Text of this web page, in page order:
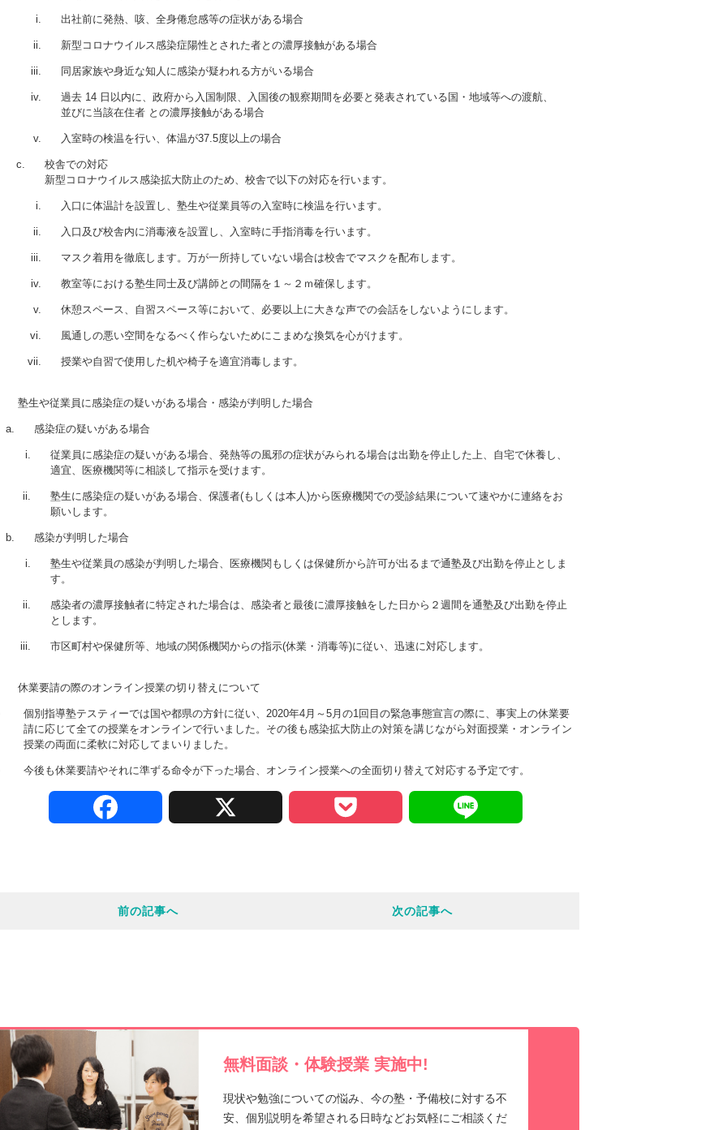
出社前に発熱、咳、全身倦怠感等の症状がある場合
新型コロナウイルス感染症陽性とされた者との濃厚接触がある場合
同居家族や身近な知人に感染が疑われる方がいる場合
過去 14 日以内に、政府から入国制限、入国後の観察期間を必要と発表されている国・地域等への渡航、
並びに当該在住者 との濃厚接触がある場合
入室時の検温を行い、体温が37.5度以上の場合
校舎での対応
新型コロナウイルス感染拡大防止のため、校舎で以下の対応を行います。
入口に体温計を設置し、塾生や従業員等の入室時に検温を行います。
入口及び校舎内に消毒液を設置し、入室時に手指消毒を行います。
マスク着用を徹底します。万が一所持していない場合は校舎でマスクを配布します。
教室等における塾生同士及び講師との間隔を１～２ｍ確保します。
休憩スペース、自習スペース等において、必要以上に大きな声での会話をしないようにします。
風通しの悪い空間をなるべく作らないためにこまめな換気を心がけます。
授業や自習で使用した机や椅子を適宜消毒します。
塾生や従業員に感染症の疑いがある場合・感染が判明した場合
感染症の疑いがある場合
従業員に感染症の疑いがある場合、発熱等の風邪の症状がみられる場合は出勤を停止した上、自宅で休養し、
適宜、医療機関等に相談して指示を受けます。
塾生に感染症の疑いがある場合、保護者(もしくは本人)から医療機関での受診結果について速やかに連絡をお
願いします。
感染が判明した場合
塾生や従業員の感染が判明した場合、医療機関もしくは保健所から許可が出るまで通塾及び出勤を停止としま
す。
感染者の濃厚接触者に特定された場合は、感染者と最後に濃厚接触をした日から２週間を通塾及び出勤を停止
とします。
市区町村や保健所等、地域の関係機関からの指示(休業・消毒等)に従い、迅速に対応します。
休業要請の際のオンライン授業の切り替えについて
個別指導塾テスティーでは国や都県の方針に従い、2020年4月～5月の1回目の緊急事態宣言の際に、事実上の休業要
請に応じて全ての授業をオンラインで行いました。その後も感染拡大防止の対策を講じながら対面授業・オンライン
授業の両面に柔軟に対応してまいりました。
今後も休業要請やそれに準ずる命令が下った場合、オンライン授業への全面切り替えて対応する予定です。
k
前の記事へ 次の記事へ
無料面談・体験授業 実施中!
現状や勉強についての悩み、今の塾・予備校に対する不
安、個別説明を希望される日時などお気軽にご相談くだ